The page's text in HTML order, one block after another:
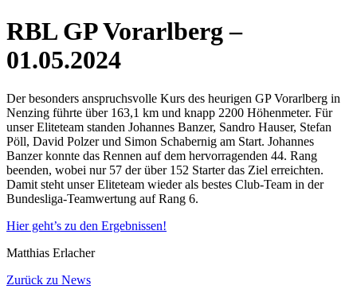
RBL GP Vorarlberg –
01.05.2024
Der besonders anspruchsvolle Kurs des heurigen GP Vorarlberg in
Nenzing führte über 163,1 km und knapp 2200 Höhenmeter. Für
unser Eliteteam standen Johannes Banzer, Sandro Hauser, Stefan
Pöll, David Polzer und Simon Schabernig am Start. Johannes
Banzer konnte das Rennen auf dem hervorragenden 44. Rang
beenden, wobei nur 57 der über 152 Starter das Ziel erreichten.
Damit steht unser Eliteteam wieder als bestes Club-Team in der
Bundesliga-Teamwertung auf Rang 6.
Hier geht’s zu den Ergebnissen!
Matthias Erlacher
Zurück zu News